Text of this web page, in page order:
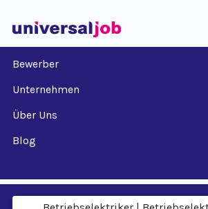
Bewerber
Unternehmen
Über Uns
Blog